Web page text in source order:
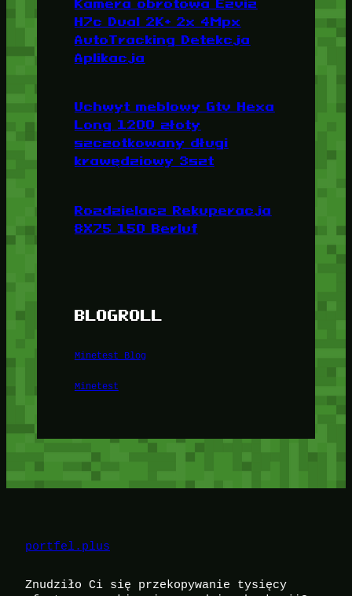
Kamera obrotowa Ezviz
H7c Dual 2K+ 2x 4Mpx
AutoTracking Detekcja
Aplikacja
Uchwyt meblowy Gtv Hexa
Long 1200 złoty
szczotkowany długi
krawędziowy 3szt
Rozdzielacz Rekuperacja
8X75 150 Berluf
BLOGROLL
Minetest Blog
Minetest
portfel.plus
Znudziło Ci się przekopywanie tysięcy